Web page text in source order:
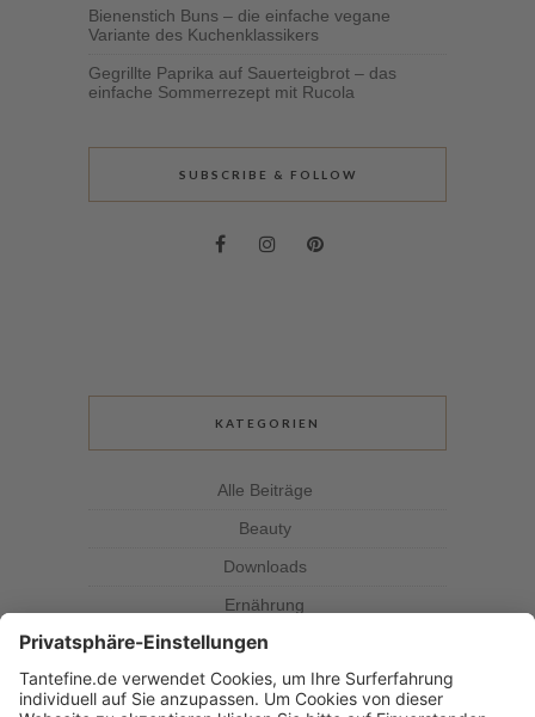
Bienenstich Buns – die einfache vegane
Variante des Kuchenklassikers
Gegrillte Paprika auf Sauerteigbrot – das
einfache Sommerrezept mit Rucola
SUBSCRIBE & FOLLOW
KATEGORIEN
Alle Beiträge
Beauty
Downloads
Ernährung
Kolumne
Kräuterkunde